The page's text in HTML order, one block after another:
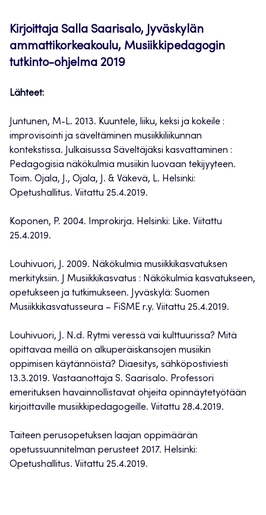
Kirjoittaja Salla Saarisalo, Jyväskylän
ammattikorkeakoulu, Musiikkipedagogin
tutkinto-ohjelma 2019
Lähteet:
Juntunen, M-L. 2013. Kuuntele, liiku, keksi ja kokeile :
improvisointi ja säveltäminen musiikkiliikunnan
kontekstissa. Julkaisussa Säveltäjäksi kasvattaminen :
Pedagogisia näkökulmia musiikin luovaan tekijyyteen.
Toim. Ojala, J., Ojala, J. & Väkevä, L. Helsinki:
Opetushallitus. Viitattu 25.4.2019.
Koponen, P. 2004. Improkirja. Helsinki: Like. Viitattu
25.4.2019.
Louhivuori, J. 2009. Näkökulmia musiikkikasvatuksen
merkityksiin. J Musiikkikasvatus : Näkökulmia kasvatukseen,
opetukseen ja tutkimukseen. Jyväskylä: Suomen
Musiikkikasvatusseura – FiSME r.y. Viitattu 25.4.2019.
Louhivuori, J. N.d. Rytmi veressä vai kulttuurissa? Mitä
opittavaa meillä on alkuperäiskansojen musiikin
oppimisen käytännöistä? Diaesitys, sähköpostiviesti
13.3.2019. Vastaanottaja S. Saarisalo. Professori
emerituksen havainnollistavat ohjeita opinnäytetyötään
kirjoittaville musiikkipedagogeille. Viitattu 28.4.2019.
Taiteen perusopetuksen laajan oppimäärän
opetussuunnitelman perusteet 2017. Helsinki:
Opetushallitus. Viitattu 25.4.2019.